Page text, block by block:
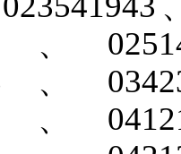
、
、
、